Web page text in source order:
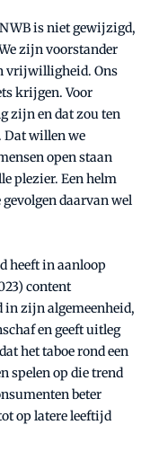
is niet gewijzigd,
zijn voorstander
vrijwilligheid. Ons
krijgen. Voor
zijn en dat zou ten
Dat willen we
open staan
plezier. Een helm
daarvan wel
heeft in aanloop
content
zijn algemeenheid,
en geeft uitleg
het taboe rond een
spelen op die trend
beter
op latere leeftijd